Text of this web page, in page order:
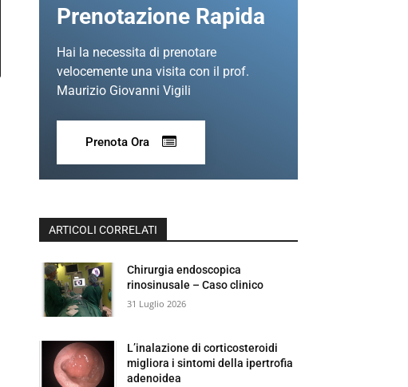
Prenotazione Rapida
Hai la necessita di prenotare
velocemente una visita con il prof.
Maurizio Giovanni Vigili
Prenota Ora
ARTICOLI CORRELATI
Chirurgia endoscopica
rinosinusale – Caso clinico
31 Luglio 2026
L’inalazione di corticosteroidi
migliora i sintomi della ipertrofia
adenoidea